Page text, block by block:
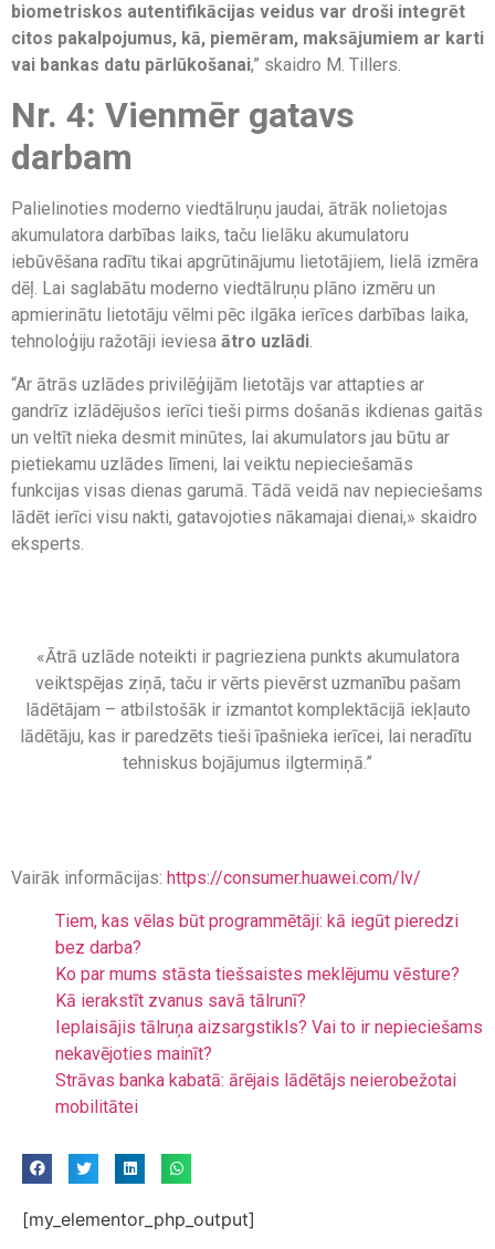
biometriskos autentifikācijas veidus var droši integrēt
citos pakalpojumus, kā, piemēram, maksājumiem ar karti
vai bankas datu pārlūkošanai,” skaidro M. Tillers.
Nr. 4: Vienmēr gatavs
darbam
Palielinoties moderno viedtālruņu jaudai, ātrāk nolietojas
akumulatora darbības laiks, taču lielāku akumulatoru
iebūvēšana radītu tikai apgrūtinājumu lietotājiem, lielā izmēra
dēļ. Lai saglabātu moderno viedtālruņu plāno izmēru un
apmierinātu lietotāju vēlmi pēc ilgāka ierīces darbības laika,
tehnoloģiju ražotāji ieviesa ātro uzlādi.
“Ar ātrās uzlādes privilēģijām lietotājs var attapties ar
gandrīz izlādējušos ierīci tieši pirms došanās ikdienas gaitās
un veltīt nieka desmit minūtes, lai akumulators jau būtu ar
pietiekamu uzlādes līmeni, lai veiktu nepieciešamās
funkcijas visas dienas garumā. Tādā veidā nav nepieciešams
lādēt ierīci visu nakti, gatavojoties nākamajai dienai,» skaidro
eksperts.
«Ātrā uzlāde noteikti ir pagrieziena punkts akumulatora
veiktspējas ziņā, taču ir vērts pievērst uzmanību pašam
lādētājam – atbilstošāk ir izmantot komplektācijā iekļauto
lādētāju, kas ir paredzēts tieši īpašnieka ierīcei, lai neradītu ​​
tehniskus bojājumus ilgtermiņā.”
Vairāk informācijas: https://consumer.huawei.com/lv/
Tiem, kas vēlas būt programmētāji: kā iegūt pieredzi
bez darba?
Ko par mums stāsta tiešsaistes meklējumu vēsture?
Kā ierakstīt zvanus savā tālrunī?
Ieplaisājis tālruņa aizsargstikls? Vai to ir nepieciešams
nekavējoties mainīt?
Strāvas banka kabatā: ārējais lādētājs neierobežotai
mobilitātei
[my_elementor_php_output]